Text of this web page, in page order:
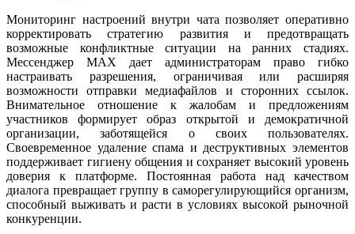
Мониторинг настроений внутри чата позволяет оперативно
корректировать стратегию развития и предотвращать
возможные конфликтные ситуации на ранних стадиях.
Мессенджер MAX дает администраторам право гибко
настраивать разрешения, ограничивая или расширяя
возможности отправки медиафайлов и сторонних ссылок.
Внимательное отношение к жалобам и предложениям
участников формирует образ открытой и демократичной
организации, заботящейся о своих пользователях.
Своевременное удаление спама и деструктивных элементов
поддерживает гигиену общения и сохраняет высокий уровень
доверия к платформе. Постоянная работа над качеством
диалога превращает группу в саморегулирующийся организм,
способный выживать и расти в условиях высокой рыночной
конкуренции.